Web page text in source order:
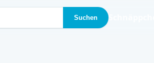
Suchen